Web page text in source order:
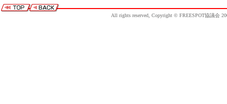
All rights reserved, Copyright © FREESPOT協議会